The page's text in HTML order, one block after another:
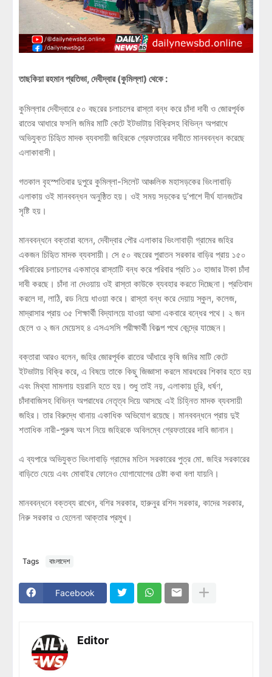
তাছকিয়া রহমান প্রতিভা, দেবীদ্বার (কুমিল্লা) থেকে :
কুমিল্লার দেবীদ্বারে ৫০ বছরের চলাচলের রাস্তা বন্ধ করে চাঁদা দাবী ও জোরপূর্বক
রাতের আধারে ফসলি জমির মাটি কেটে ইটভাটায় বিক্রিসহ বিভিন্ন অপরাধে
অভিযুক্ত চিহিৃত মাদক ব্যবসায়ী জহিরকে গ্রেফতারের দাবীতে মানববন্ধন করেছে
এলাকাবাসী।
গতকাল বৃহস্পতিবার দুপুরে কুমিল্লা-সিলেট আঞ্চলিক মহাসড়কের ভিংলাবাড়ি
এলাকায় ওই মানববন্ধন অনুষ্ঠিত হয়। ওই সময় সড়কের দু’পাশে দীর্ঘ যানজটের
সৃষ্টি হয়।
মানববন্ধনে বক্তারা বলেন, দেবীদ্বার পৌর এলাকার ভিংলাবাড়ী গ্রামের জহির
একজন চিহিৃত মাদক ব্যবসায়ী। সে ৫০ বছরের পুরাতন সরকার বাড়ির প্রায় ১৫০
পরিবারের চলাচলের একমাত্র রাস্তাটি বন্ধ করে পরিবার প্রতি ১০ হাজার টাকা চাঁদা
দাবী করছে। চাঁদা না দেওয়ায় ওই রাস্তা কাউকে ব্যবহার করতে দিচ্ছেনা। প্রতিবাদ
করলে দা, লাঠি, রড নিয়ে ধাওয়া করে। রাস্তা বন্ধ করে দেয়ায় স্কুল, কলেজ,
মাদ্রাসার প্রায় ৩৫ শিক্ষার্থী বিদ্যালয়ে যাওয়া আসা একবারে বন্ধের পথে। ২ জন
ছেলে ও ২ জন মেয়েসহ ৪ এসএসসি পরীক্ষার্থী বিকল্প পথে কেন্দ্রে যাচ্ছেন।
বক্তারা আরও বলেন, জহির জোরপূর্বক রাতের আঁধারে কৃষি জমির মাটি কেটে
ইটভাটায় বিক্রি করে, এ বিষয়ে তাকে কিছু জিজ্ঞাসা করলে মারধরের শিকার হতে হয়
এবং মিথ্যা মামলায় হয়রানি হতে হয়। শুধু তাই নয়, এলাকায় চুরি, ধর্ষণ,
চাঁদাবাজিসহ বিভিন্ন অপরাধের নেতৃত্ব দিয়ে আসছে এই চিহ্নিত মাদক ব্যবসায়ী
জহির। তার বিরুদ্ধে থানায় একাধিক অভিযোগ রয়েছে। মানববন্ধনে প্রায় দুই
শতাধিক নারী-পুরুষ অংশ নিয়ে জহিরকে অবিলম্বে গ্রেফতারের দাবি জানান।
এ ব্যপারে অভিযুক্ত ভিংলাবাড়ি গ্রামের মতিন সরকারের পুত্র মো. জহির সরকারের
বাড়িতে যেয়ে এবং মোবাইর ফোনেও যোগাযোগের চেষ্টা কথা বলা যায়নি।
মানববন্ধনে বক্তব্য রাখেন, বশির সরকার, হারুনুর রশিদ সরকার, কাদের সরকার,
নিরু সরকার ও হেলেনা আক্তার প্রমুখ।
Tags বাংলাদেশ
Facebook
Editor